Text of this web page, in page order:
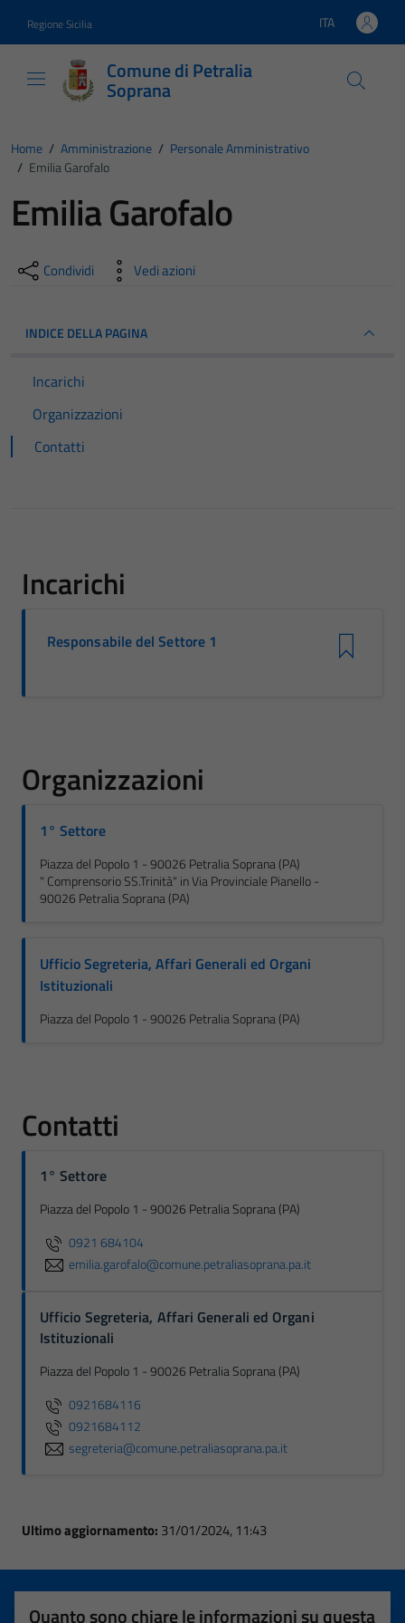
Regione Sicilia Lingua attiva:
ITA
Comune di Petralia
Soprana
Home / Amministrazione / Personale Amministrativo
/ Emilia Garofalo
Emilia Garofalo
Condividi Vedi azioni
INDICE DELLA PAGINA
Incarichi
Organizzazioni
Contatti
Incarichi
Responsabile del Settore 1
Organizzazioni
1° Settore
Piazza del Popolo 1 - 90026 Petralia Soprana (PA)
" Comprensorio SS.Trinità" in Via Provinciale Pianello -
90026 Petralia Soprana (PA)
Ufficio Segreteria, Affari Generali ed Organi
Istituzionali
Piazza del Popolo 1 - 90026 Petralia Soprana (PA)
Contatti
1° Settore
Piazza del Popolo 1 - 90026 Petralia Soprana (PA)
0921 684104
emilia.garofalo@comune.petraliasoprana.pa.it
Ufficio Segreteria, Affari Generali ed Organi
Istituzionali
Piazza del Popolo 1 - 90026 Petralia Soprana (PA)
0921684116
0921684112
segreteria@comune.petraliasoprana.pa.it
Ultimo aggiornamento: 31/01/2024, 11:43
Quanto sono chiare le informazioni su questa